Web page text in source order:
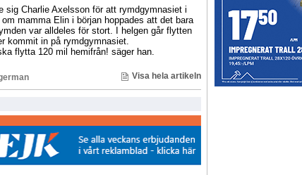
sig Charlie Axelsson för att rymdgymnasiet i
mamma Elin i början hoppades att det bara
var alldeles för stort. I helgen går flytten
kommit in på rymdgymnasiet.
flytta 120 mil hemifrån! säger han.
Visa hela artikeln